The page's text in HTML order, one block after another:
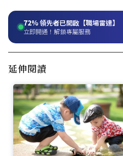
72%領先者已開啟【職場雷達】
立即開通！解鎖專屬服務
延伸閱讀